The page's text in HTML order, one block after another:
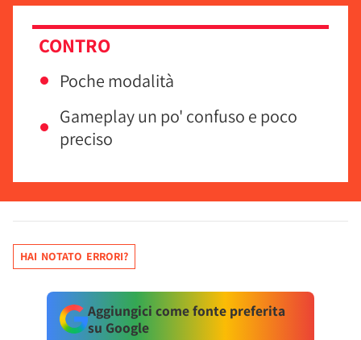
CONTRO
Poche modalità
Gameplay un po' confuso e poco
preciso
HAI NOTATO ERRORI?
Aggiungici come fonte preferita
su Google